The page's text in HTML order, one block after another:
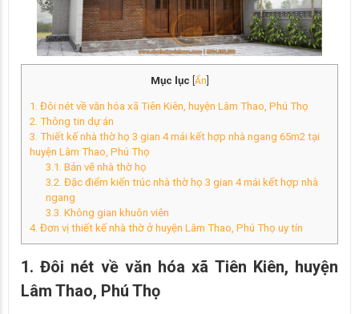
Mục lục Ẩn
1. Đôi nét về văn hóa xã Tiên Kiên, huyện Lâm Thao, Phú Thọ
2. Thông tin dự án
3. Thiết kế nhà thờ họ 3 gian 4 mái kết hợp nhà ngang 65m2 tại
huyện Lâm Thao, Phú Thọ
3.1. Bản vẽ nhà thờ họ
3.2. Đặc điểm kiến trúc nhà thờ họ 3 gian 4 mái kết hợp nhà
ngang
3.3. Không gian khuôn viên
4. Đơn vị thiết kế nhà thờ ở huyện Lâm Thao, Phú Thọ uy tín
1. Đôi nét về văn hóa xã Tiên Kiên, huyện
Lâm Thao, Phú Thọ